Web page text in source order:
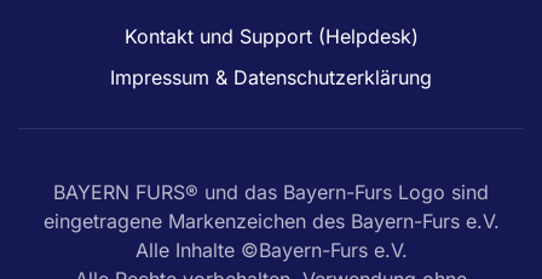
Kontakt und Support (Helpdesk)
Impressum & Datenschutzerklärung
BAYERN FURS® und das Bayern-Furs Logo sind
eingetragene Markenzeichen des Bayern-Furs e.V.
Alle Inhalte ©Bayern-Furs e.V.